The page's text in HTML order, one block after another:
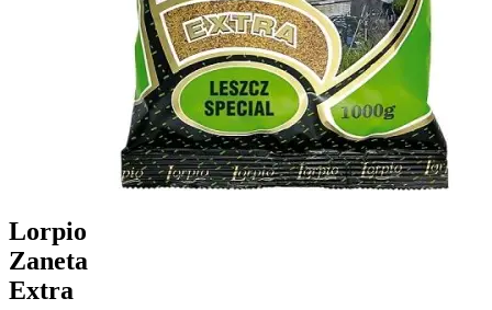
Lorpio
Zaneta
Extra